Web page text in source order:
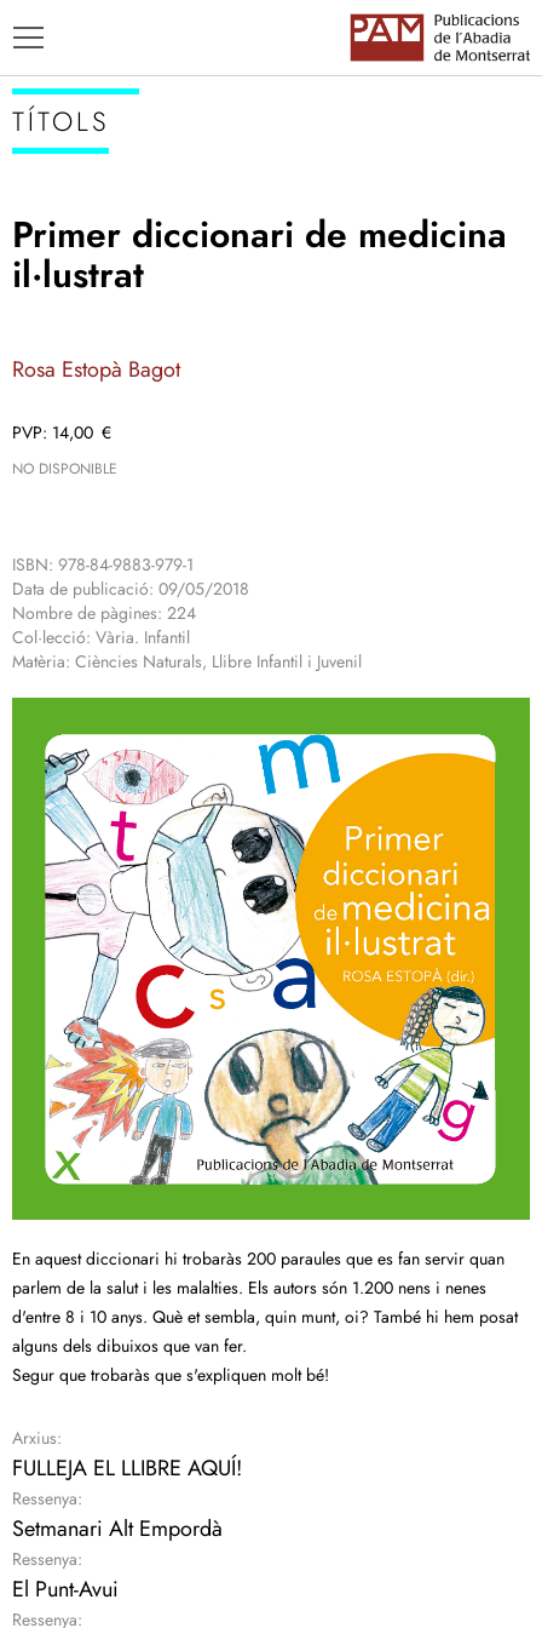
TÍTOLS
TÍTOLS
Primer diccionari de medicina
il·lustrat
Rosa Estopà Bagot
14,00 €
NO DISPONIBLE
ISBN: 978-84-9883-979-1
Data de publicació: 09/05/2018
Nombre de pàgines: 224
Col·lecció: Vària. Infantil
Matèria: Ciències Naturals, Llibre Infantil i Juvenil
En aquest diccionari hi trobaràs 200 paraules que es fan servir quan
parlem de la salut i les malalties. Els autors són 1.200 nens i nenes
d'entre 8 i 10 anys. Què et sembla, quin munt, oi? També hi hem posat
alguns dels dibuixos que van fer.
Segur que trobaràs que s'expliquen molt bé!
Arxius:
FULLEJA EL LLIBRE AQUÍ!
Ressenya:
Setmanari Alt Empordà
Ressenya:
El Punt-Avui
Ressenya: